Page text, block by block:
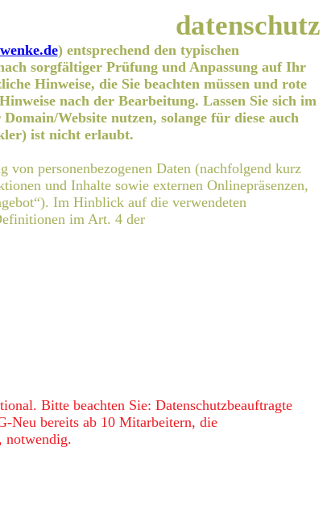
datenschutz
) entsprechend den typischen
sorgfältiger Prüfung und Anpassung auf Ihr
Hinweise, die Sie beachten müssen und rote
nach der Bearbeitung. Lassen Sie sich im
Website nutzen, solange für diese auch
ist nicht erlaubt.
personenbezogenen Daten (nachfolgend kurz
und Inhalte sowie externen Onlinepräsenzen,
Im Hinblick auf die verwendeten
im Art. 4 der
Bitte beachten Sie: Datenschutzbeauftragte
Neu bereits ab 10 Mitarbeitern, die
notwendig.